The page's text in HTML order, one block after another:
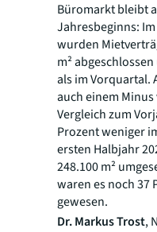
Büromarkt bleibt
Jahresbeginns:
wurden
m²
als im Vorquartal.
auch einem
Vergleich zum
Prozent weniger
ersten Halbjahr
248.100 m²
waren es noch 37
gewesen.
Dr. Markus Trost,